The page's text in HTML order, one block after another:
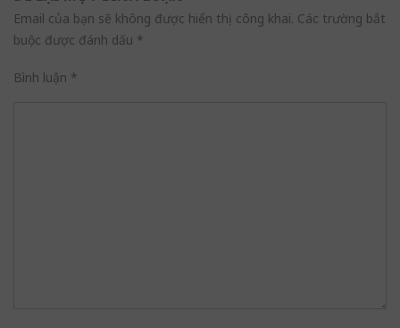
Email của bạn sẽ không được hiển thị công khai. Các trường bắt
buộc được đánh dấu *
Bình luận *